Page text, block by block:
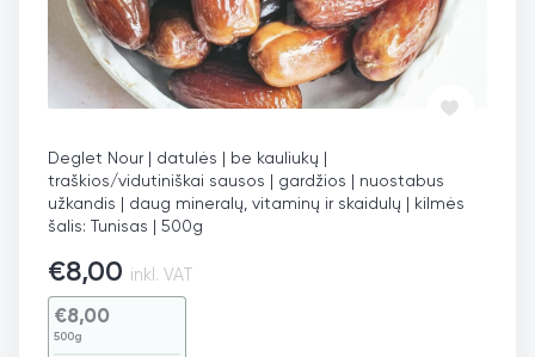
Deglet Nour | datulės | be kauliukų |
traškios/vidutiniškai sausos | gardžios | nuostabus
užkandis | daug mineralų, vitaminų ir skaidulų | kilmės
šalis: Tunisas | 500g
€8,00 inkl. VAT
€8,00
500g